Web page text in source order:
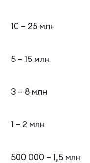
10 – 25 млн
5 – 15 млн
3 – 8 млн
1 – 2 млн
500 000 – 1,5 млн